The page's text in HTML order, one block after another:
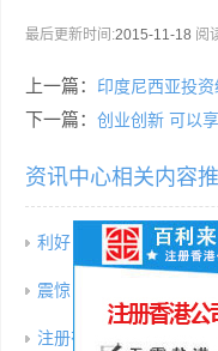
最后更新时间:2015-11-18 阅
上一篇： 印度尼西亚投
下一篇： 创业创新 可以
资讯中心相关内容推
利好！境外投资者以分
震惊！确权的商标权属
注册有“门路”|不止香港